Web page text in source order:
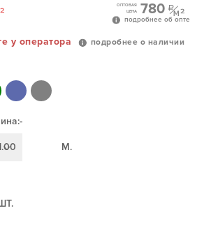
ОПТОВАЯ
ЦЕНА
780
подробнее об опте
у оператора подробнее о наличии
M.